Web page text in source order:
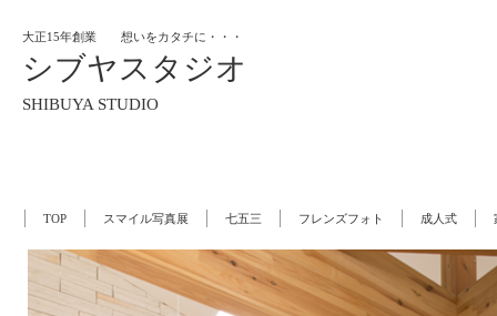
大正15年創業 想いをカタチに・・・
シブヤスタジオ
SHIBUYA STUDIO
TOP スマイル写真展 七五三 フレンズフォト 成人式